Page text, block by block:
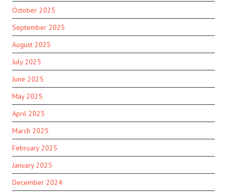
October 2025
September 2025
August 2025
July 2025
June 2025
May 2025
April 2025
March 2025
February 2025
January 2025
December 2024